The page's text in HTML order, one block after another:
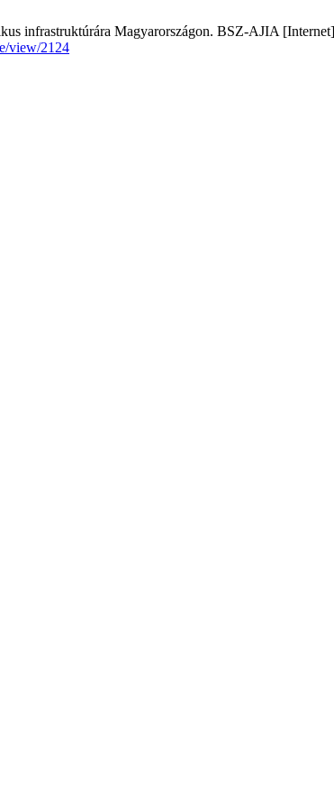
infrastruktúrára Magyarországon. BSZ-AJIA
view/2124